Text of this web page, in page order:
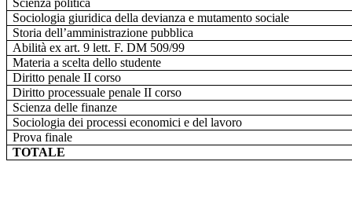
Scienza politica
Sociologia giuridica della devianza e mutamento sociale
Storia dell’amministrazione pubblica
Abilità ex art. 9 lett. F. DM 509/99
Materia a scelta dello studente
Diritto penale II corso
Diritto processuale penale II corso
Scienza delle finanze
Sociologia dei processi economici e del lavoro
Prova finale
TOTALE